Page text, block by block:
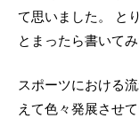
て思いました。 と
とまったら書いて
スポーツにおける
えて色々発展させ